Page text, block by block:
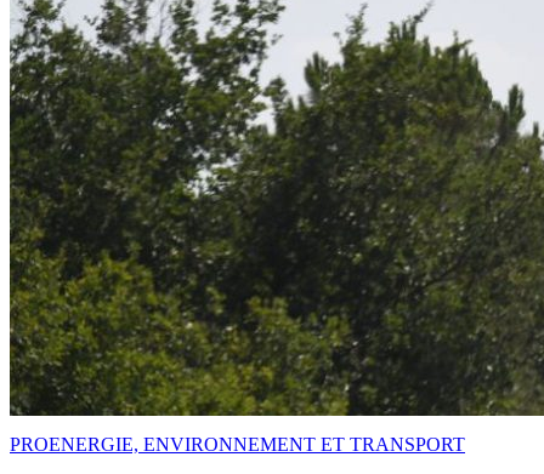
PROENERGIE, ENVIRONNEMENT ET TRANSPORT